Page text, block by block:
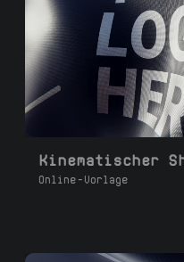
Online-Vorlage